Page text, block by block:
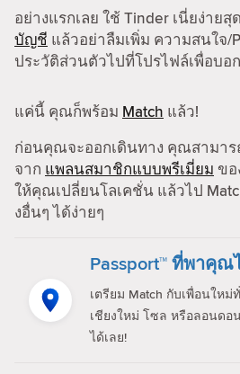
อย่างแรกเลย ใช้ Tinder เนี่ยง่าย
บัญชี แล้วอย่าลืมเพิ่ม ความสนใจ/
ประวัติส่วนตัวไปที่โปรไฟล์เพื่อบ
แค่นี้ คุณก็พร้อม Match แล้ว!
ก่อนคุณจะออกเดินทาง คุณสามาร
จาก แพลนสมาชิกแบบพรีเมี่ยม ขอ
ให้คุณเปลี่ยนโลเคชั่น แล้วไป
งอื่นๆ ได้ง่ายๆ
Passport™ ที่พาคุ
เตรียม Match กับเพื่อนใหม่
เชียงใหม่ โซล หรือลอนดอ
ได้เลย!